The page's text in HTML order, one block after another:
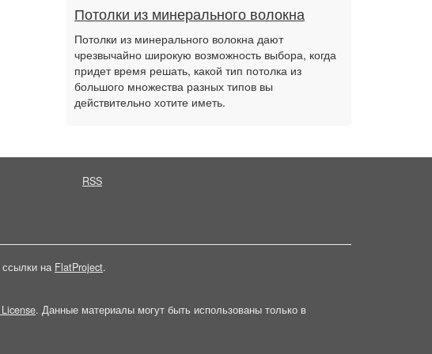
Потолки из минерального волокна
Потолки из минерального волокна дают
чрезвычайно широкую возможность выбора, когда
придет время решать, какой тип потолка из
большого множества разных типов вы
действительно хотите иметь.
RSS
ссылки на FlatProject.
. Данные материалы могут быть использованы только в